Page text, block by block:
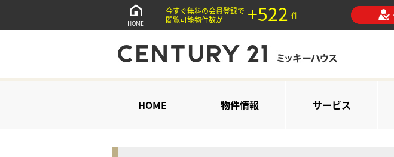
HOME
今すぐ無料の会員登録で
閲覧可能物件数が
+522 件
HOME 物件情報 サービス